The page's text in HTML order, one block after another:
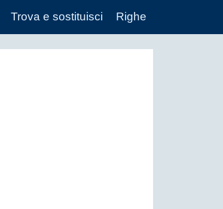
Trova e sostituisci Righe